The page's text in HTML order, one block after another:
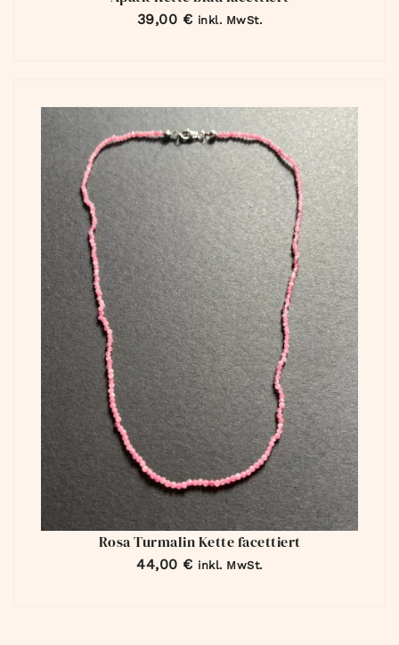
39,00 € inkl. MwSt.
Rosa Turmalin Kette facettiert
44,00 € inkl. MwSt.